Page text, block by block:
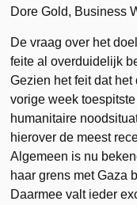
Dore Gold, Business
De vraag over het
feite al overduidelijk
Gezien het feit dat
vorige week
humanitaire
hierover de meest
Algemeen is nu
haar grens met Gaza
Daarmee valt ieder